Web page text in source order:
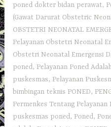
poned dokter bidan perawat,
(Gawat Darurat Obstetric
OBSTETRI NEONATAL
Pelayanan Obstetri Neonatal
Obstetri Neonatal Emergensi
poned, Pelayanan Poned
puskesmas, Pelayanan
bimbingan teknis PONED,
Permenkes Tentang Pelayanan
puskesmas poned, Poned,